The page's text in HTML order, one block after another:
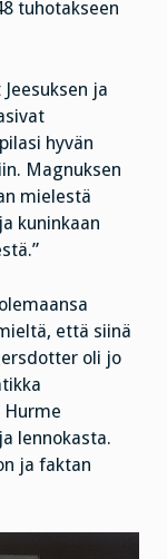
tuhotakseen
ja
hyvän
Magnuksen
mielestä
kuninkaan
että siinä
oli jo
Hurme
lennokasta.
ja faktan